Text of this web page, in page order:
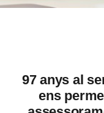
97 anys al
ens